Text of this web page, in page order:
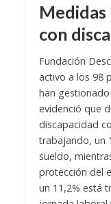
con
Fundación
activo a los 98
han
evidenció que
discapacidad
trabajando, un
sueldo,
protección del
un 11,2% está